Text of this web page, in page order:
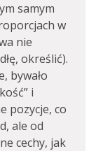
samym
w
nie
określić).
bywało
i
pozycje, co
ale od
cechy, jak